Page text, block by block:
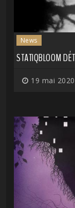
News
STATIQBLOOM
19 mai 2020